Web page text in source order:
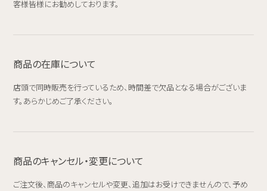
客様皆様にお勧めしております。
商品の在庫について
店頭で同時販売を行っているため、時間差で欠品となる場合がございま
す。あらかじめご了承ください。
商品のキャンセル・変更について
ご注文後、商品のキャンセルや変更、追加はお受けできませんので、予め